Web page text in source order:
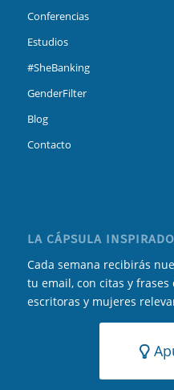
Conferencias
Estudios
#SheBanking
GenderFilter
Blog
Contacto
LA CÁPSULA
Cada semana recibirás
tu email, con citas y frases
escritoras y mujeres